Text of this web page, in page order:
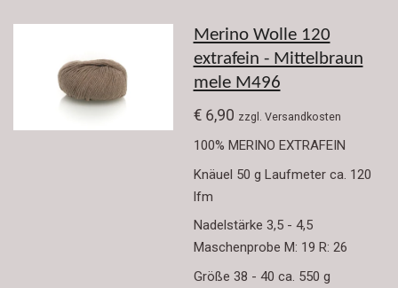
Merino Wolle 120
extrafein - Mittelbraun
mele M496
€ 6,90 zzgl. Versandkosten
100% MERINO EXTRAFEIN
Knäuel 50 g Laufmeter ca. 120
lfm
Nadelstärke 3,5 - 4,5
Maschenprobe M: 19 R: 26
Größe 38 - 40 ca. 550 g